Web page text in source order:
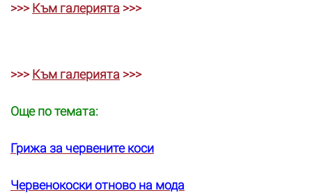
>>>Към галерията >>>
>>>Към галерията >>>
Още по темата:
Грижа за червените коси
Червенокоски отново на мода